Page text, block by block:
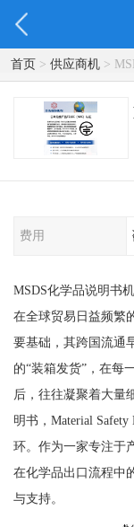
首页> 供应商机>
费用
MSDS化学品说明书
在全球贸易日益频繁
要基础，其跨国流通
的“装箱发货”，在每
后，往往凝聚着大量
明书，Material
环。作为一家专注于
在化学品出口流程中
与支持。